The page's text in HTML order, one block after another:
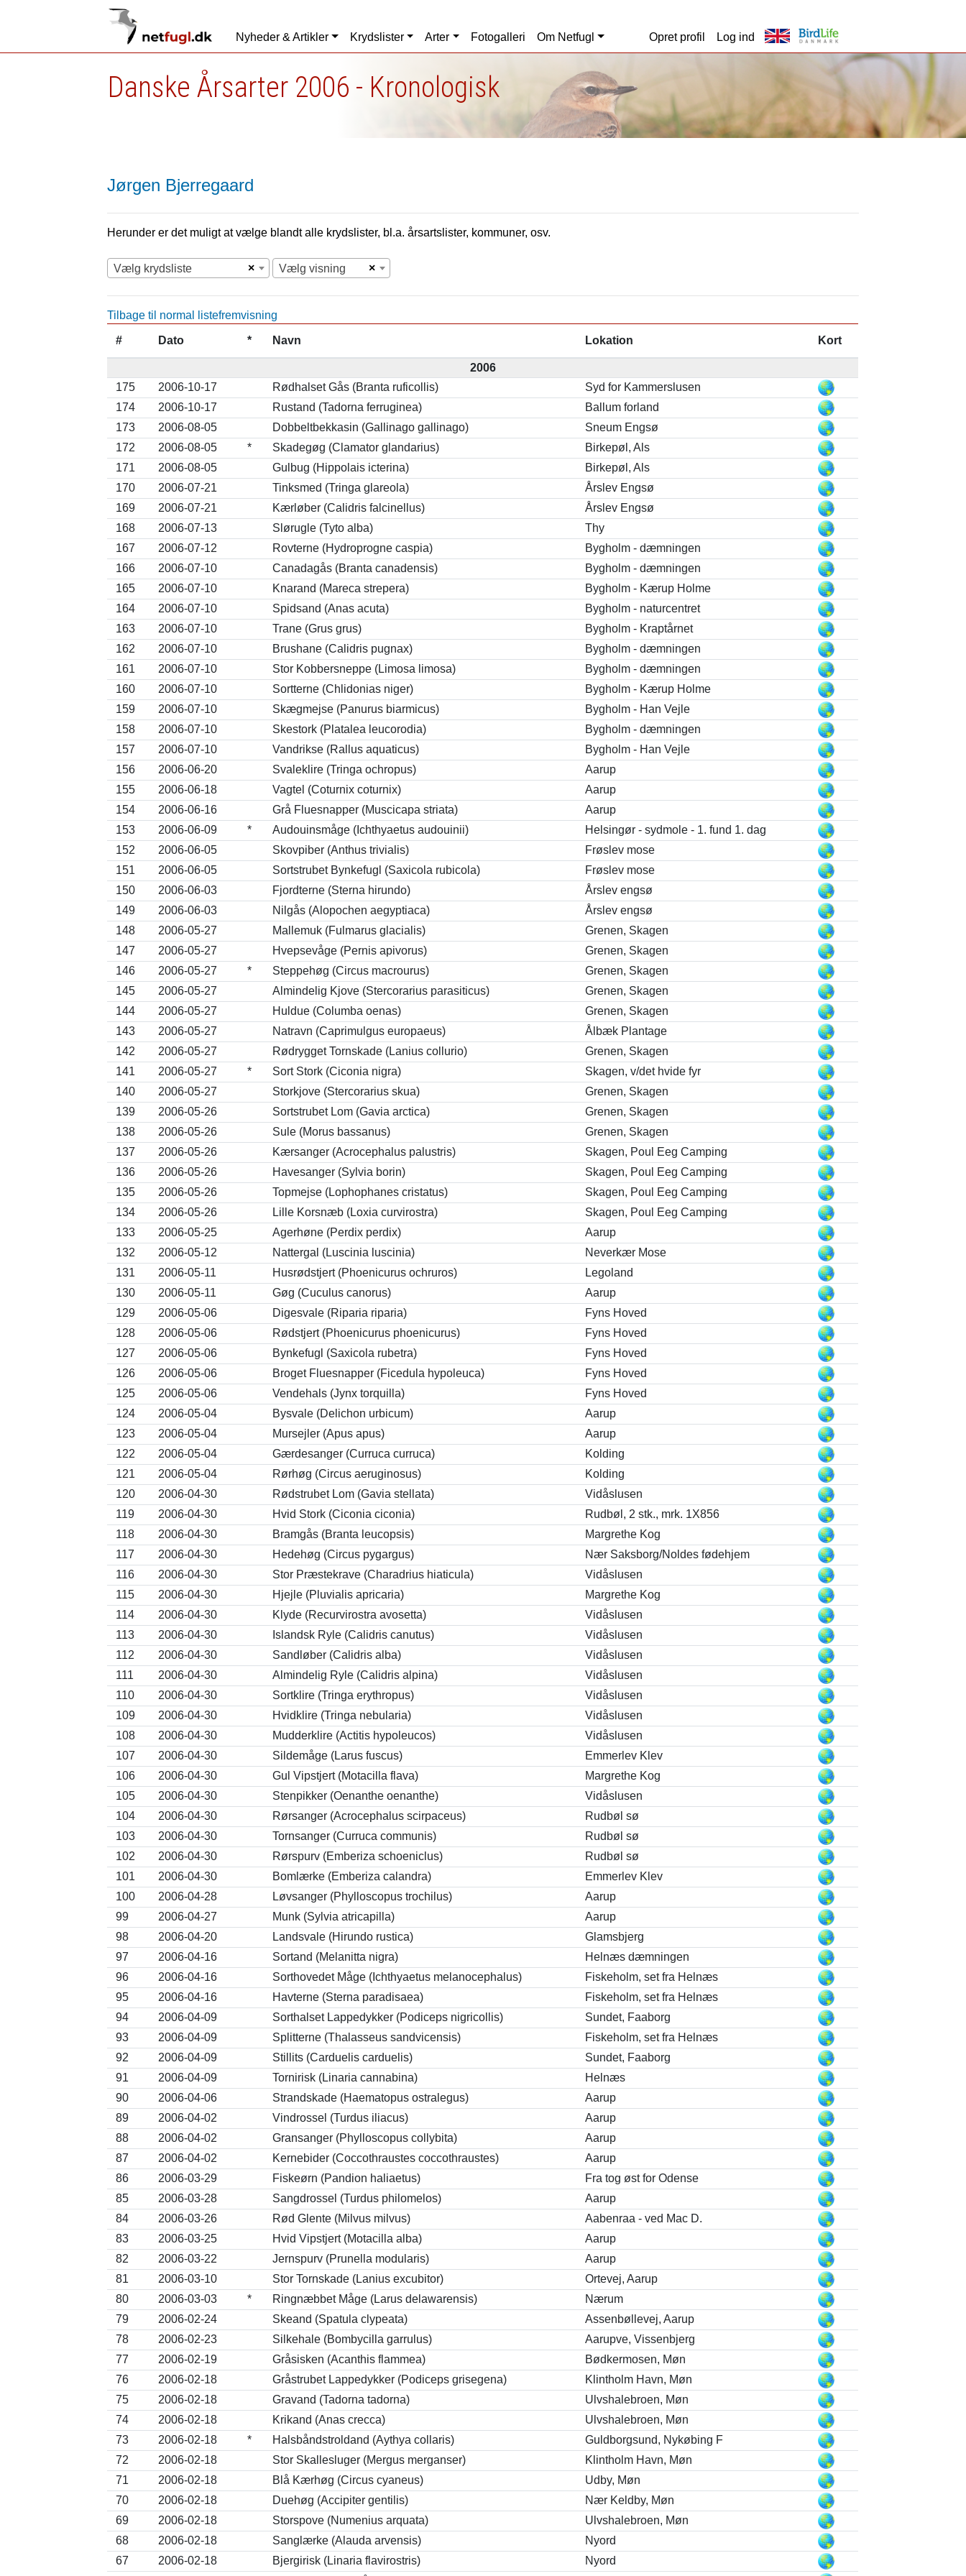
Nyheder & Artikler Krydslister Arter Fotogalleri Om Netfugl Opret profil Log ind
Danske Årsarter 2006 - Kronologisk
Jørgen Bjerregaard
Herunder er det muligt at vælge blandt alle krydslister, bl.a. årsartslister, kommuner, osv.
×
Vælg krydsliste ×
Vælg visning
Tilbage til normal listefremvisning
# Dato * Navn Lokation Kort
2006
175
2006-10-17 Rødhalset Gås (Branta ruficollis)
Syd for Kammerslusen
174
2006-10-17 Rustand (Tadorna ferruginea)
Ballum forland
173
2006-08-05 Dobbeltbekkasin (Gallinago gallinago)
Sneum Engsø
172
2006-08-05 * Skadegøg (Clamator glandarius)
Birkepøl, Als
171
2006-08-05 Gulbug (Hippolais icterina)
Birkepøl, Als
170
2006-07-21 Tinksmed (Tringa glareola)
Årslev Engsø
169
2006-07-21 Kærløber (Calidris falcinellus)
Årslev Engsø
168
2006-07-13 Slørugle (Tyto alba)
Thy
167
2006-07-12 Rovterne (Hydroprogne caspia)
Bygholm - dæmningen
166
2006-07-10 Canadagås (Branta canadensis)
Bygholm - dæmningen
165
2006-07-10 Knarand (Mareca strepera)
Bygholm - Kærup Holme
164
2006-07-10 Spidsand (Anas acuta)
Bygholm - naturcentret
163
2006-07-10 Trane (Grus grus)
Bygholm - Kraptårnet
162
2006-07-10 Brushane (Calidris pugnax)
Bygholm - dæmningen
161
2006-07-10 Stor Kobbersneppe (Limosa limosa)
Bygholm - dæmningen
160
2006-07-10 Sortterne (Chlidonias niger)
Bygholm - Kærup Holme
159
2006-07-10 Skægmejse (Panurus biarmicus)
Bygholm - Han Vejle
158
2006-07-10 Skestork (Platalea leucorodia)
Bygholm - dæmningen
157
2006-07-10 Vandrikse (Rallus aquaticus)
Bygholm - Han Vejle
156
2006-06-20 Svaleklire (Tringa ochropus)
Aarup
155
2006-06-18 Vagtel (Coturnix coturnix)
Aarup
154
2006-06-16 Grå Fluesnapper (Muscicapa striata)
Aarup
153
2006-06-09 * Audouinsmåge (Ichthyaetus audouinii)
Helsingør - sydmole - 1. fund 1. dag
152
2006-06-05 Skovpiber (Anthus trivialis)
Frøslev mose
151
2006-06-05 Sortstrubet Bynkefugl (Saxicola rubicola)
Frøslev mose
150
2006-06-03 Fjordterne (Sterna hirundo)
Årslev engsø
149
2006-06-03 Nilgås (Alopochen aegyptiaca)
Årslev engsø
148
2006-05-27 Mallemuk (Fulmarus glacialis)
Grenen, Skagen
147
2006-05-27 Hvepsevåge (Pernis apivorus)
Grenen, Skagen
146
2006-05-27 * Steppehøg (Circus macrourus)
Grenen, Skagen
145
2006-05-27 Almindelig Kjove (Stercorarius parasiticus)
Grenen, Skagen
144
2006-05-27 Huldue (Columba oenas)
Grenen, Skagen
143
2006-05-27 Natravn (Caprimulgus europaeus)
Ålbæk Plantage
142
2006-05-27 Rødrygget Tornskade (Lanius collurio)
Grenen, Skagen
141
2006-05-27 * Sort Stork (Ciconia nigra)
Skagen, v/det hvide fyr
140
2006-05-27 Storkjove (Stercorarius skua)
Grenen, Skagen
139
2006-05-26 Sortstrubet Lom (Gavia arctica)
Grenen, Skagen
138
2006-05-26 Sule (Morus bassanus)
Grenen, Skagen
137
2006-05-26 Kærsanger (Acrocephalus palustris)
Skagen, Poul Eeg Camping
136
2006-05-26 Havesanger (Sylvia borin)
Skagen, Poul Eeg Camping
135
2006-05-26 Topmejse (Lophophanes cristatus)
Skagen, Poul Eeg Camping
134
2006-05-26 Lille Korsnæb (Loxia curvirostra)
Skagen, Poul Eeg Camping
133
2006-05-25 Agerhøne (Perdix perdix)
Aarup
132
2006-05-12 Nattergal (Luscinia luscinia)
Neverkær Mose
131
2006-05-11 Husrødstjert (Phoenicurus ochruros)
Legoland
130
2006-05-11 Gøg (Cuculus canorus)
Aarup
129
2006-05-06 Digesvale (Riparia riparia)
Fyns Hoved
128
2006-05-06 Rødstjert (Phoenicurus phoenicurus)
Fyns Hoved
127
2006-05-06 Bynkefugl (Saxicola rubetra)
Fyns Hoved
126
2006-05-06 Broget Fluesnapper (Ficedula hypoleuca)
Fyns Hoved
125
2006-05-06 Vendehals (Jynx torquilla)
Fyns Hoved
124
2006-05-04 Bysvale (Delichon urbicum)
Aarup
123
2006-05-04 Mursejler (Apus apus)
Aarup
122
2006-05-04 Gærdesanger (Curruca curruca)
Kolding
121
2006-05-04 Rørhøg (Circus aeruginosus)
Kolding
120
2006-04-30 Rødstrubet Lom (Gavia stellata)
Vidåslusen
119
2006-04-30 Hvid Stork (Ciconia ciconia)
Rudbøl, 2 stk., mrk. 1X856
118
2006-04-30 Bramgås (Branta leucopsis)
Margrethe Kog
117
2006-04-30 Hedehøg (Circus pygargus)
Nær Saksborg/Noldes fødehjem
116
2006-04-30 Stor Præstekrave (Charadrius hiaticula)
Vidåslusen
115
2006-04-30 Hjejle (Pluvialis apricaria)
Margrethe Kog
114
2006-04-30 Klyde (Recurvirostra avosetta)
Vidåslusen
113
2006-04-30 Islandsk Ryle (Calidris canutus)
Vidåslusen
112
2006-04-30 Sandløber (Calidris alba)
Vidåslusen
111
2006-04-30 Almindelig Ryle (Calidris alpina)
Vidåslusen
110
2006-04-30 Sortklire (Tringa erythropus)
Vidåslusen
109
2006-04-30 Hvidklire (Tringa nebularia)
Vidåslusen
108
2006-04-30 Mudderklire (Actitis hypoleucos)
Vidåslusen
107
2006-04-30 Sildemåge (Larus fuscus)
Emmerlev Klev
106
2006-04-30 Gul Vipstjert (Motacilla flava)
Margrethe Kog
105
2006-04-30 Stenpikker (Oenanthe oenanthe)
Vidåslusen
104
2006-04-30 Rørsanger (Acrocephalus scirpaceus)
Rudbøl sø
103
2006-04-30 Tornsanger (Curruca communis)
Rudbøl sø
102
2006-04-30 Rørspurv (Emberiza schoeniclus)
Rudbøl sø
101
2006-04-30 Bomlærke (Emberiza calandra)
Emmerlev Klev
100
2006-04-28 Løvsanger (Phylloscopus trochilus)
Aarup
99
2006-04-27 Munk (Sylvia atricapilla)
Aarup
98
2006-04-20 Landsvale (Hirundo rustica)
Glamsbjerg
97
2006-04-16 Sortand (Melanitta nigra)
Helnæs dæmningen
96
2006-04-16 Sorthovedet Måge (Ichthyaetus melanocephalus)
Fiskeholm, set fra Helnæs
95
2006-04-16 Havterne (Sterna paradisaea)
Fiskeholm, set fra Helnæs
94
2006-04-09 Sorthalset Lappedykker (Podiceps nigricollis)
Sundet, Faaborg
93
2006-04-09 Splitterne (Thalasseus sandvicensis)
Fiskeholm, set fra Helnæs
92
2006-04-09 Stillits (Carduelis carduelis)
Sundet, Faaborg
91
2006-04-09 Tornirisk (Linaria cannabina)
Helnæs
90
2006-04-06 Strandskade (Haematopus ostralegus)
Aarup
89
2006-04-02 Vindrossel (Turdus iliacus)
Aarup
88
2006-04-02 Gransanger (Phylloscopus collybita)
Aarup
87
2006-04-02 Kernebider (Coccothraustes coccothraustes)
Aarup
86
2006-03-29 Fiskeørn (Pandion haliaetus)
Fra tog øst for Odense
85
2006-03-28 Sangdrossel (Turdus philomelos)
Aarup
84
2006-03-26 Rød Glente (Milvus milvus)
Aabenraa - ved Mac D.
83
2006-03-25 Hvid Vipstjert (Motacilla alba)
Aarup
82
2006-03-22 Jernspurv (Prunella modularis)
Aarup
81
2006-03-10 Stor Tornskade (Lanius excubitor)
Ortevej, Aarup
80
2006-03-03 * Ringnæbbet Måge (Larus delawarensis)
Nærum
79
2006-02-24 Skeand (Spatula clypeata)
Assenbøllevej, Aarup
78
2006-02-23 Silkehale (Bombycilla garrulus)
Aarupve, Vissenbjerg
77
2006-02-19 Gråsisken (Acanthis flammea)
Bødkermosen, Møn
76
2006-02-18 Gråstrubet Lappedykker (Podiceps grisegena)
Klintholm Havn, Møn
75
2006-02-18 Gravand (Tadorna tadorna)
Ulvshalebroen, Møn
74
2006-02-18 Krikand (Anas crecca)
Ulvshalebroen, Møn
73
2006-02-18 * Halsbåndstroldand (Aythya collaris)
Guldborgsund, Nykøbing F
72
2006-02-18 Stor Skallesluger (Mergus merganser)
Klintholm Havn, Møn
71
2006-02-18 Blå Kærhøg (Circus cyaneus)
Udby, Møn
70
2006-02-18 Duehøg (Accipiter gentilis)
Nær Keldby, Møn
69
2006-02-18 Storspove (Numenius arquata)
Ulvshalebroen, Møn
68
2006-02-18 Sanglærke (Alauda arvensis)
Nyord
67
2006-02-18 Bjergirisk (Linaria flavirostris)
Nyord